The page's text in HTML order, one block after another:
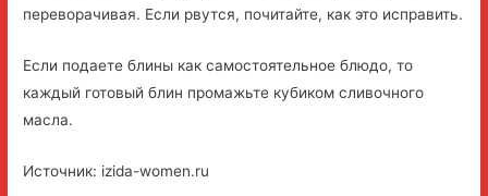
переворачивая. Если рвутся, почитайте, как это исправить.
Если подаете блины как самостоятельное блюдо, то
каждый готовый блин промажьте кубиком сливочного
масла.
Источник: izida-women.ru